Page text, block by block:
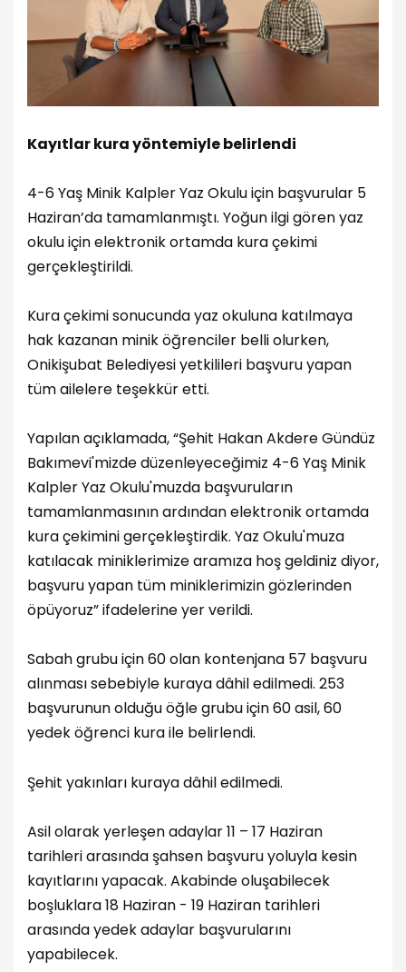
Kayıtlar kura yöntemiyle belirlendi
4-6 Yaş Minik Kalpler Yaz Okulu için başvurular 5
Haziran’da tamamlanmıştı. Yoğun ilgi gören yaz
okulu için elektronik ortamda kura çekimi
gerçekleştirildi.
Kura çekimi sonucunda yaz okuluna katılmaya
hak kazanan minik öğrenciler belli olurken,
Onikişubat Belediyesi yetkilileri başvuru yapan
tüm ailelere teşekkür etti.
Yapılan açıklamada, “Şehit Hakan Akdere Gündüz
Bakımevi'mizde düzenleyeceğimiz 4-6 Yaş Minik
Kalpler Yaz Okulu'muzda başvuruların
tamamlanmasının ardından elektronik ortamda
kura çekimini gerçekleştirdik. Yaz Okulu'muza
katılacak miniklerimize aramıza hoş geldiniz diyor,
başvuru yapan tüm miniklerimizin gözlerinden
öpüyoruz” ifadelerine yer verildi.
Sabah grubu için 60 olan kontenjana 57 başvuru
alınması sebebiyle kuraya dâhil edilmedi. 253
başvurunun olduğu öğle grubu için 60 asil, 60
yedek öğrenci kura ile belirlendi.
Şehit yakınları kuraya dâhil edilmedi.
Asil olarak yerleşen adaylar 11 – 17 Haziran
tarihleri arasında şahsen başvuru yoluyla kesin
kayıtlarını yapacak. Akabinde oluşabilecek
boşluklara 18 Haziran - 19 Haziran tarihleri
arasında yedek adaylar başvurularını
yapabilecek.